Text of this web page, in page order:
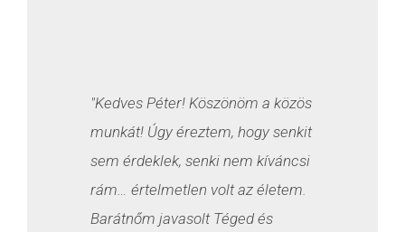
"Kedves Péter! Köszönöm a közös
munkát! Úgy éreztem, hogy senkit
sem érdeklek, senki nem kíváncsi
rám… értelmetlen volt az életem.
Barátnőm javasolt Téged és